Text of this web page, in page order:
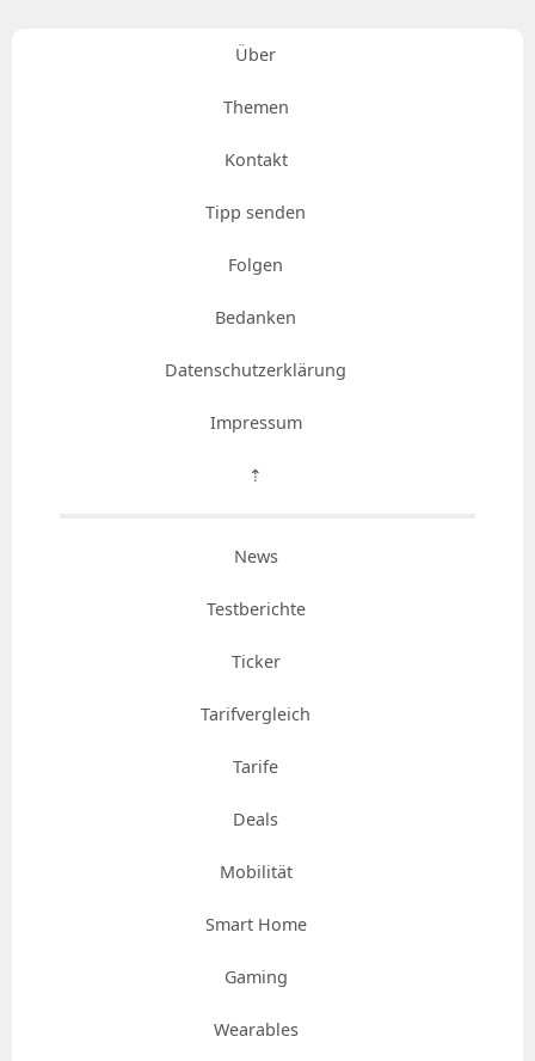
Über
Themen
Kontakt
Tipp senden
Folgen
Bedanken
Datenschutzerklärung
Impressum
⇡
News
Testberichte
Ticker
Tarifvergleich
Tarife
Deals
Mobilität
Smart Home
Gaming
Wearables